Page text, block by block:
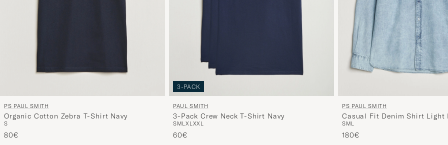
PS PAUL SMITH
Organic Cotton Zebra T-Shirt Navy
S
80€
3-PACK
PAUL SMITH
3-Pack Crew Neck T-Shirt Navy
SMLXLXXL
60€
PS PAUL SMITH
Casual Fit Denim Shirt Light
SML
180€